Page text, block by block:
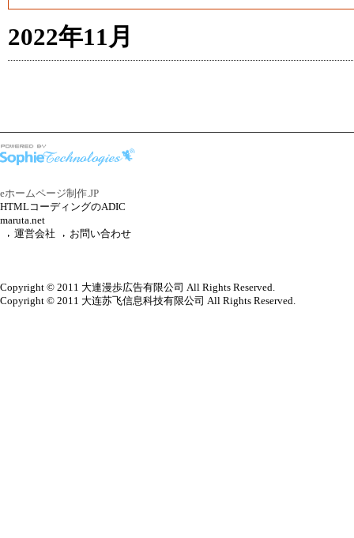
2022年11月
eホームページ制作.JP
HTMLコーディングのADIC
maruta.net
運営会社
お問い合わせ
Copyright © 2011 大連漫歩広告有限公司 All Rights Reserved.
Copyright © 2011 大连苏飞信息科技有限公司 All Rights Reserved.